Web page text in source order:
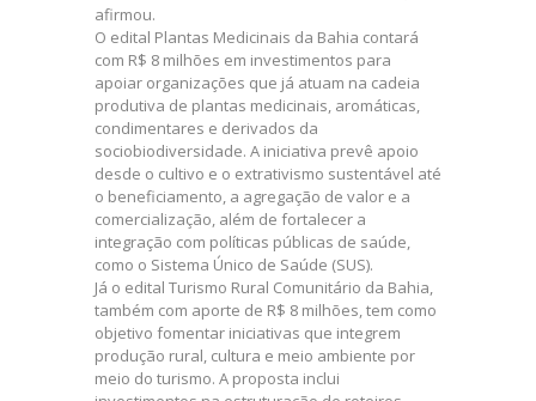
afirmou.
O edital Plantas Medicinais da Bahia contará
com R$ 8 milhões em investimentos para
apoiar organizações que já atuam na cadeia
produtiva de plantas medicinais, aromáticas,
condimentares e derivados da
sociobiodiversidade. A iniciativa prevê apoio
desde o cultivo e o extrativismo sustentável até
o beneficiamento, a agregação de valor e a
comercialização, além de fortalecer a
integração com políticas públicas de saúde,
como o Sistema Único de Saúde (SUS).
Já o edital Turismo Rural Comunitário da Bahia,
também com aporte de R$ 8 milhões, tem como
objetivo fomentar iniciativas que integrem
produção rural, cultura e meio ambiente por
meio do turismo. A proposta inclui